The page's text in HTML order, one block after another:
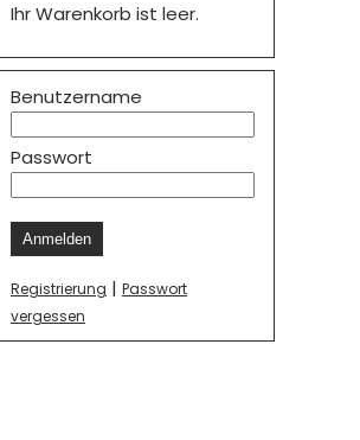
Ihr Warenkorb ist leer.
Benutzername
Passwort
Anmelden
Registrierung | Passwort
vergessen